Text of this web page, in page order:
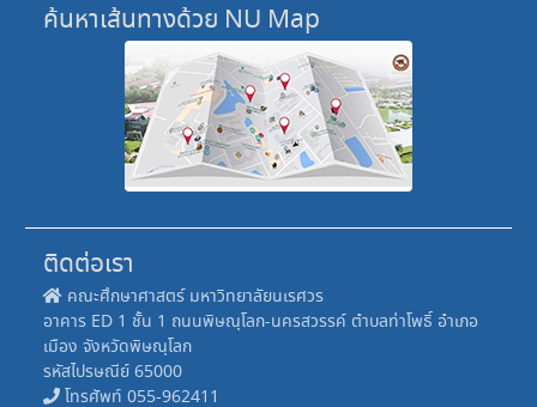
ค้นหาเส้นทางด้วย NU Map
ติดต่อเรา
คณะศึกษาศาสตร์ มหาวิทยาลัยนเรศวร
อาคาร ED 1 ชั้น 1 ถนนพิษณุโลก-นครสวรรค์ ตำบลท่าโพธิ์ อำเภอ
เมือง จังหวัดพิษณุโลก
รหัสไปรษณีย์ 65000
โทรศัพท์ 055-962411